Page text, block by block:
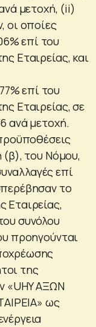
μετοχή, (ii)
οι οποίες
επί του
Εταιρείας, και
επί του
Εταιρείας, σε
ανά μετοχή.
του Νόμου,
επί
το
Εταιρείας,
συνόλου
προηγούνται
της
«UHY ΑΞΩΝ
ως